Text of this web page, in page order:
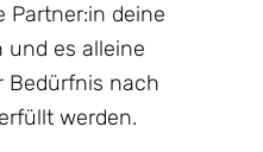
Partner:in deine
und es alleine
Bedürfnis nach
werden.